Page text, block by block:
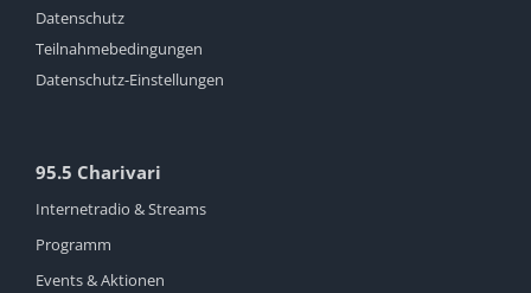
Datenschutz
Teilnahmebedingungen
Datenschutz-Einstellungen
95.5 Charivari
Internetradio & Streams
Programm
Events & Aktionen